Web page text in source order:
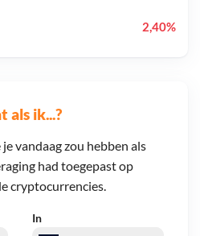
als ik...?
vandaag zou hebben als
had toegepast op
cryptocurrencies.
In
2,40%